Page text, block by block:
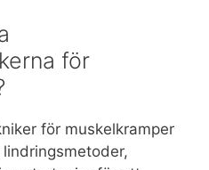
för
för muskelkramper